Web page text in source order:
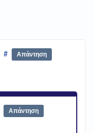
# Απάντηση
Απάντηση